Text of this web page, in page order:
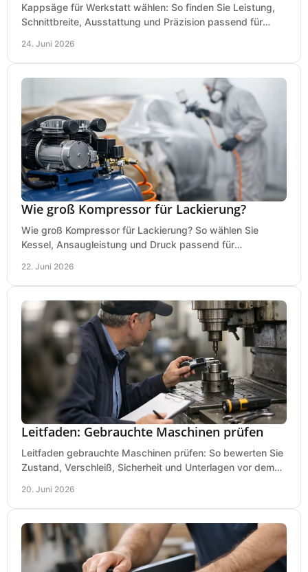
Kappsäge für Werkstatt wählen: So finden Sie Leistung,
Schnittbreite, Ausstattung und Präzision passend für
24. Juni 2026
Wie groß Kompressor für Lackierung?
Wie groß Kompressor für Lackierung? So wählen Sie
Kessel, Ansaugleistung und Druck passend für
22. Juni 2026
Leitfaden: Gebrauchte Maschinen prüfen
Leitfaden gebrauchte Maschinen prüfen: So bewerten Sie
Zustand, Verschleiß, Sicherheit und Unterlagen vor dem
20. Juni 2026